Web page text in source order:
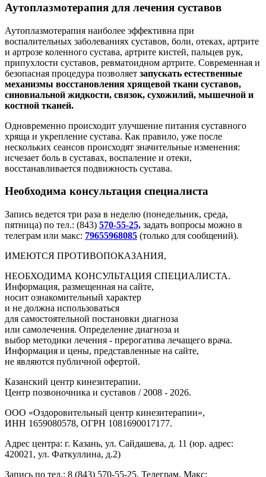
Аутоплазмотерапия для лечения суставов
Аутоплазмотерапия наиболее эффективна при
воспалительных заболеваниях суставов, боли, отеках, артрите
и артрозе коленного сустава, артрите кистей, пальцев рук,
припухлости суставов, ревматоидном артрите. Современная и
безопасная процедура позволяет запускать естественные
механизмы восстановления хрящевой ткани суставов,
синовиальной жидкости, связок, сухожилий, мышечной и
костной тканей.
Одновременно происходит улучшение питания суставного
хряща и укрепление сустава. Как правило, уже после
нескольких сеансов происходят значительные изменения:
исчезает боль в суставах, воспаление и отеки,
восстанавливается подвижность сустава.
Необходима консультация специалиста
Запись ведется три раза в неделю (понедельник, среда,
пятница) по тел.: (843) 570-55-25, задать вопросы можно в
телеграм или макс: 79655968085 (только для сообщений).
ИМЕЮТСЯ ПРОТИВОПОКАЗАНИЯ,
НЕОБХОДИМА КОНСУЛЬТАЦИЯ СПЕЦИАЛИСТА.
Информация, размещенная на сайте,
носит ознакомительный характер
и не должна использоваться
для самостоятельной постановки диагноза
или самолечения. Определение диагноза и
выбор методики лечения - прерогатива лечащего врача.
Информация и цены, представленные на сайте,
не являются публичной офертой.
Казанский центр кинезитерапии.
Центр позвоночника и суставов / 2008 - 2026.
ООО «Оздоровительный центр кинезитерапии»,
ИНН 1659080578, ОГРН 1081690017177.
Адрес центра: г. Казань, ул. Сайдашева, д. 11 (юр. адрес:
420021, ул. Фаткуллина, д.2)
Запись по тел.: 8 (843) 570-55-25, Телеграм, Макс: